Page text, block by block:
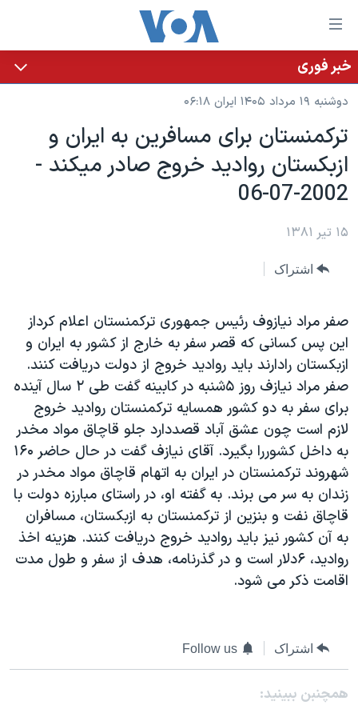
لینکهای
قابل
دسترسی
جهش
محتوای
اصلی
جهش
به
صفحه
جهش
جستجو
خانه
نسخه سبک وب‌سایت
موضوع ها
ایران
آمریکا
جهان
ویژه برنامه‌ها
ویدیوها
فرهنگ و زندگی
حقوق شهروندی
اقتصادی
علم و فناوری
اسرائیل در جنگ
گالری عکس
آرشیو پخش زنده
برنامه های تلویزیونی
جدول برنامه ها
صفحه‌های ویژه
بایگانی برنامه‌های تلویزیونی
مستندها
انتخابات ریاست جمهوری آمریکا ۲۰۲۴
حمله جمهوری اسلامی به اسرائیل
رمز مهسا
ورزش زنان در ایران
اعتراضات زن، زندگی، آزادی
مجموعه مستندهای دادخواهی
تریبونال مردمی آبان ۹۸
اعتراضات مردمی آبان ۹۸
فرکانس‌های صدای آمریکا
یادگیری زبان انگلیسی
دنبال کنید
زبانهای مختلف
خبر فوری
دوشنبه ۱۹ مرداد ۱۴۰۵ ایران ۰۶:۱۸
ترکمنستان برای مسافرين به ايران و
ازبکستان رواديد خروج صادر ميکند -
2002-07-06
۱۵ تیر ۱۳۸۱
اشتراک
صفر مراد نيازوف رئيس جمهوری ترکمنستان اعلام کرداز
اين پس کسانی که قصر سفر به خارج از کشور به ايران و
ازبکستان رادارند بايد رواديد خروج از دولت دريافت کنند.
صفر مراد نيازف روز ۵شنبه در کابينه گفت طی ۲ سال آينده
برای سفر به دو کشور همسايه ترکمنستان رواديد خروج
لازم است چون عشق آباد قصددارد جلو قاچاق مواد مخدر
به داخل کشوررا بگيرد. آقای نيازف گفت در حال حاضر ۱۶۰
شهروند ترکمنستان در ايران به اتهام قاچاق مواد مخدر در
زندان به سر می برند. به گفته او، در راستای مبارزه دولت با
قاچاق نفت و بنزين از ترکمنستان به ازبکستان، مسافران
به آن کشور نيز بايد رواديد خروج دريافت کنند. هزينه اخذ
رواديد، ۶دلار است و در گذرنامه، هدف از سفر و طول مدت
اقامت ذکر می شود.
اشتراک Follow us
همچنبن ببینید: